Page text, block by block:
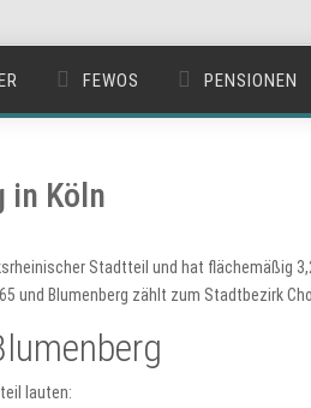
FEWOS PENSIONEN
in Köln
Stadtteil und hat flächemäßig
und Blumenberg zählt zum Stadtbezirk
lauten: